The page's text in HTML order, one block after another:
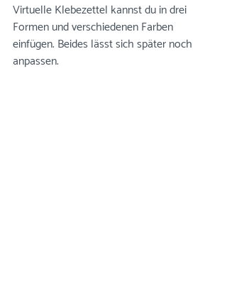
Virtuelle Klebezettel kannst du in drei
Formen und verschiedenen Farben
einfügen. Beides lässt sich später noch
anpassen.